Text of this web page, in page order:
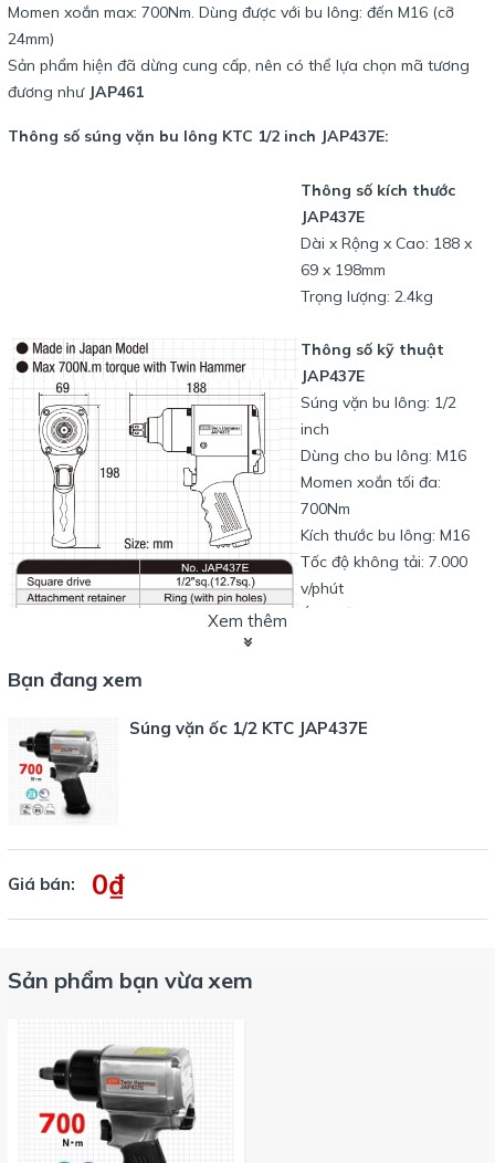
Momen xoắn max: 700Nm. Dùng được với bu lông: đến M16 (cỡ
24mm)
Sản phẩm hiện đã dừng cung cấp, nên có thể lựa chọn mã tương
đương như JAP461
Thông số súng vặn bu lông KTC 1/2 inch JAP437E:
Thông số kích thước
JAP437E
Dài x Rộng x Cao: 188 x
69 x 198mm
Trọng lượng: 2.4kg
Thông số kỹ thuật
JAP437E
Súng vặn bu lông: 1/2
inch
Dùng cho bu lông: M16
Momen xoắn tối đa:
700Nm
Kích thước bu lông: M16
Tốc độ không tải: 7.000
v/phút
Xem thêm
Bạn đang xem
Súng vặn ốc 1/2 KTC JAP437E
Giá bán: 0₫
Sản phẩm bạn vừa xem